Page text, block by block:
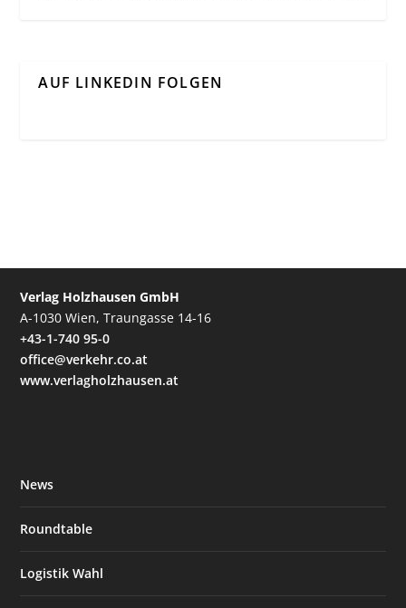
AUF LINKEDIN FOLGEN
Verlag Holzhausen GmbH
A-1030 Wien, Traungasse 14-16
+43-1-740 95-0
office@verkehr.co.at
www.verlagholzhausen.at
News
Roundtable
Logistik Wahl